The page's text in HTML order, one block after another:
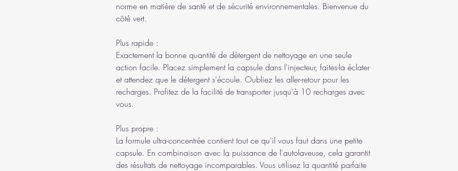
norme en matière de santé et de sécurité environnementales. Bienvenue du
côté vert.
Plus rapide :
Exactement la bonne quantité de détergent de nettoyage en une seule
action facile. Placez simplement la capsule dans l'injecteur, faites-la éclater
et attendez que le détergent s'écoule. Oubliez les aller-retour pour les
recharges. Profitez de la facilité de transporter jusqu'à 10 recharges avec
vous.
Plus propre :
La formule ultra-concentrée contient tout ce qu'il vous faut dans une petite
capsule. En combinaison avec la puissance de l'autolaveuse, cela garantit
des résultats de nettoyage incomparables. Vous utilisez la quantité parfaite